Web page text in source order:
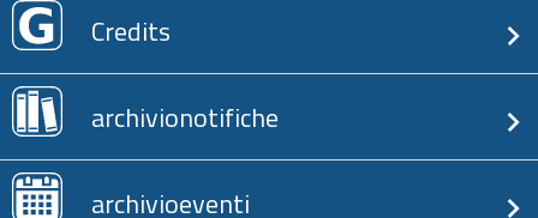
Credits
archivionotifiche
archivioeventi